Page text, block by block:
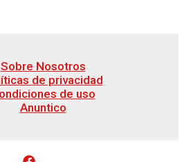
Sobre Nosotros
de privacidad
de uso
Anuntico